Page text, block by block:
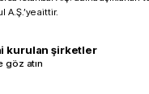
A.Ş.’ye aittir.
kurulan şirketler
göz atın